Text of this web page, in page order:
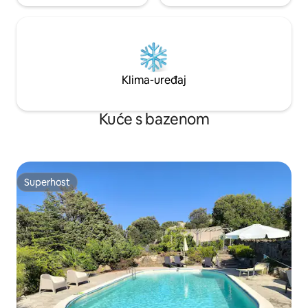
Klima-uređaj
Kuće s bazenom
Superhost
Superhost